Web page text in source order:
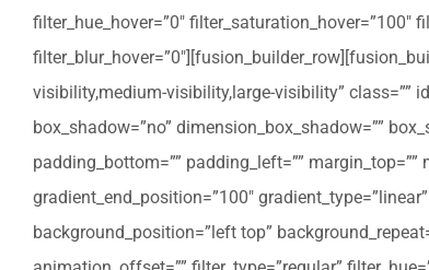
filter_hue_hover=”0″ filter_saturation_hover=”100″
visibility,medium-visibility,large-visibility” class=””
box_shadow=”no” dimension_box_shadow=””
padding_bottom=”” padding_left=””
gradient_end_position=”100″
background_position=”left top”